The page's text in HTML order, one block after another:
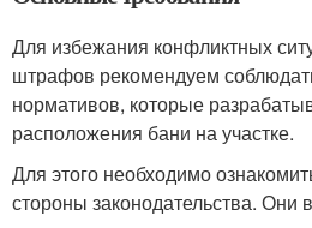
Для избежания конфликтных
штрафов рекомендуем
нормативов, которые
расположения бани на участке.
Для этого необходимо
стороны законодательства. Они